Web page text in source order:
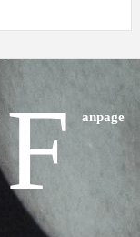
F anpage